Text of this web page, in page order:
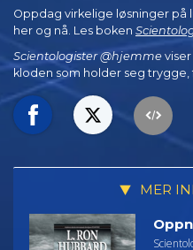
Oppdag virkelige løsninger
her og nå. Les boken
Scientologister @hjemme
kloden som holder seg trygge,
MER